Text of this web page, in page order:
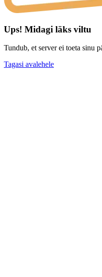
Ups! Midagi läks viltu
Tundub, et server ei toeta sinu
Tagasi avalehele